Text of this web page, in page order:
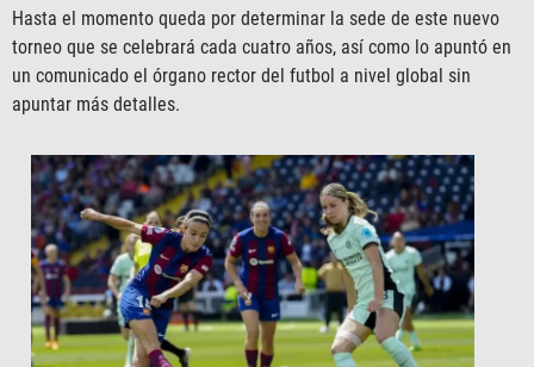
Hasta el momento queda por determinar la sede de este nuevo
torneo que se celebrará cada cuatro años, así como lo apuntó en
un comunicado el órgano rector del futbol a nivel global sin
apuntar más detalles.